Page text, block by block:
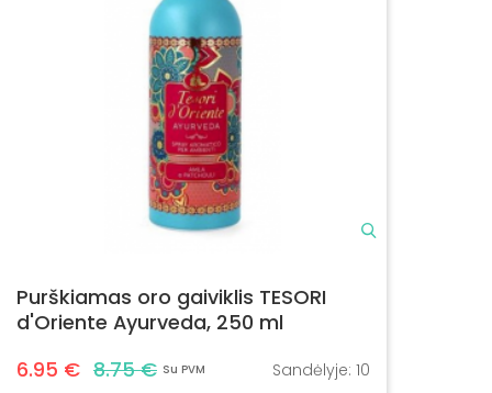
Purškiamas oro gaiviklis TESORI
d'Oriente Ayurveda, 250 ml
6.95 € 8.75 € Su PVM Sandėlyje: 10